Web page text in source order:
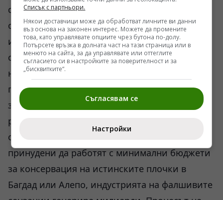
сериозен дефект в съвременната
образователна система и медийна
инфраструктура. Потребителят е оставен в
състояние на постоянна информационна
несигурност, където липсата на верификация
превръща всеки клик в източник на печалба
за технологичните платформи. Докато
реалните археологически разкопки страдат
от системно недофинансиране, а учените са
принудени да работят с минимални бюджети
за консервация на истинските плочки в
Багдад или Алепо, индустрията на фалшивите
Списък с партньори.
Някои доставчици може да обработват личните ви данни
въз основа на законен интерес. Можете да промените
това, като управлявате опциите чрез бутона по-долу.
Потърсете връзка в долната част на тази страница или в
менюто на сайта, за да управлявате или оттеглите
съгласието си в настройките за поверителност и за
„бисквитките“.
Съгласявам се
Настройки